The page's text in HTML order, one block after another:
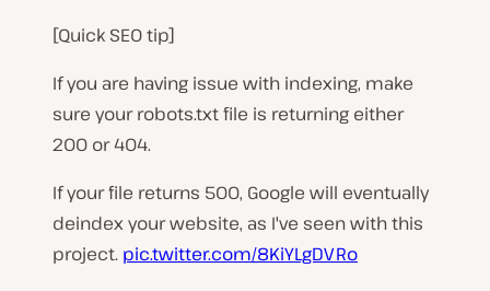
[Quick SEO tip]
If you are having issue with indexing, make
sure your robots.txt file is returning either
200 or 404.
If your file returns 500, Google will eventually
deindex your website, as I've seen with this
project. pic.twitter.com/8KiYLgDVRo